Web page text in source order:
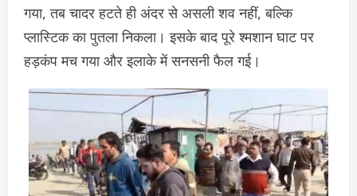
गया, तब चादर हटते ही अंदर से असली शव नहीं, बल्कि
प्लास्टिक का पुतला निकला। इसके बाद पूरे श्मशान घाट पर
हड़कंप मच गया और इलाके में सनसनी फैल गई।